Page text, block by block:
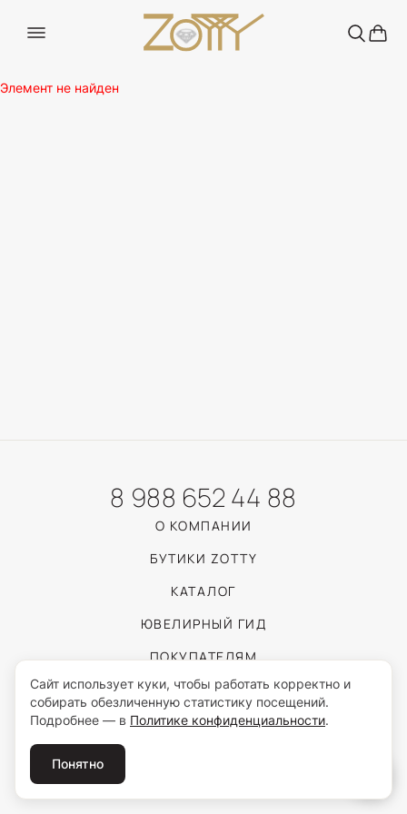
Элемент не найден
8 988 652 44 88
О КОМПАНИИ
БУТИКИ ZOTTY
КАТАЛОГ
ЮВЕЛИРНЫЙ ГИД
ПОКУПАТЕЛЯМ
Пользуясь сайтом, вы соглашаетесь с обработкой персональных данных
© 2026 ZOTTY · ИП Самойлова И.С.
Сайт использует куки, чтобы работать корректно и
собирать обезличенную статистику посещений.
Подробнее — в Политике конфиденциальности.
Понятно